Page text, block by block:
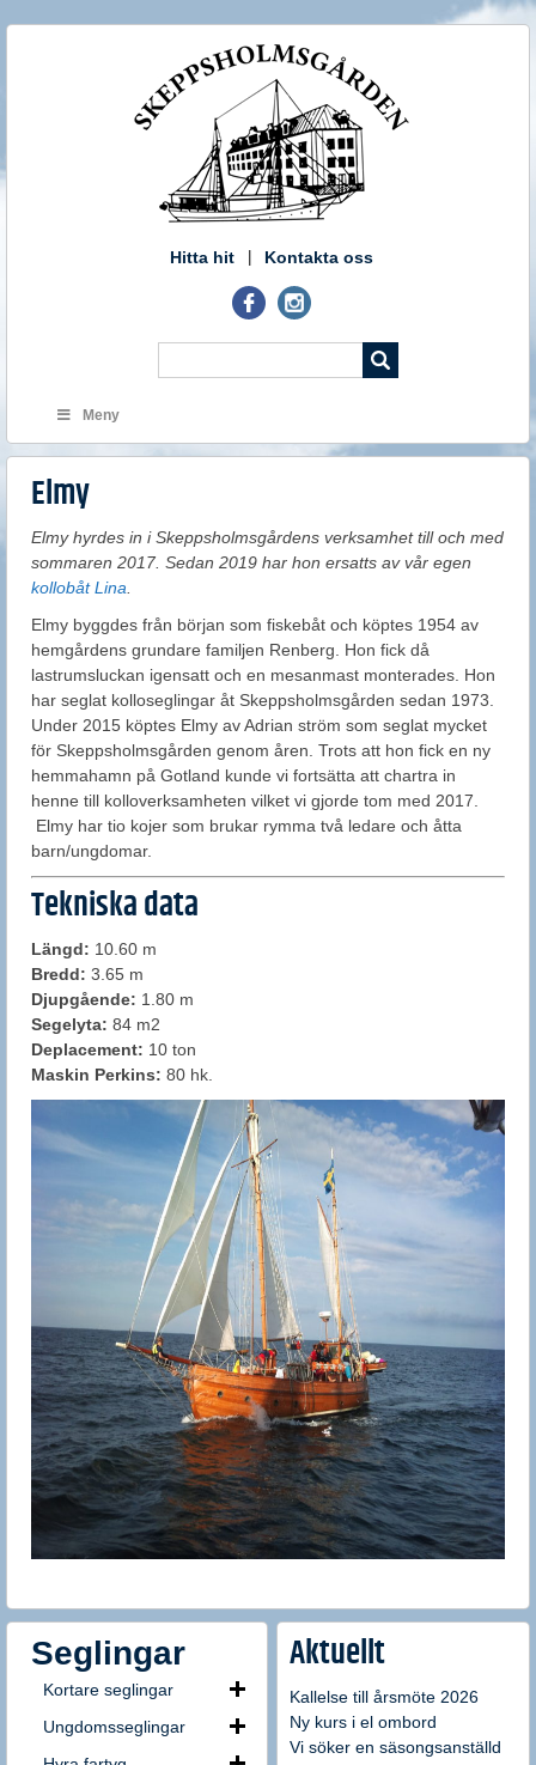
Hitta hit Kontakta oss
Meny
Seglingar
Kortare seglingar
Ungdomsseglingar
Elmy
Elmy hyrdes in i Skeppsholmsgårdens verksamhet till och med
sommaren 2017. Sedan 2019 har hon ersatts av vår egen
kollobåt Lina
Elmy byggdes från början som fiskebåt och köptes 1954 av
hemgårdens grundare familjen Renberg. Hon fick då
lastrumsluckan igensatt och en mesanmast monterades. Hon
har seglat kolloseglingar åt Skeppsholmsgården sedan 1973.
Under 2015 köptes Elmy av Adrian ström som seglat mycket
för Skeppsholmsgården genom åren. Trots att hon fick en ny
hemmahamn på Gotland kunde vi fortsätta att chartra in
henne till kolloverksamheten vilket vi gjorde tom med 2017.
Elmy har tio kojer som brukar rymma två ledare och åtta
barn/ungdomar.
Tekniska data
Längd: 10.60 m
Bredd: 3.65 m
Djupgående: 1.80 m
Segelyta: 84 m2
Deplacement: 10 ton
Maskin Perkins: 80 hk.
Aktuellt
Kallelse till årsmöte 2026
Ny kurs i el ombord
Vi söker en säsongsanställd